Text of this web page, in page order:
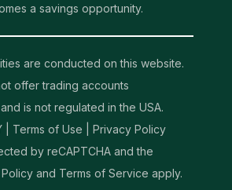
a savings opportunity.
are conducted on this website.
offer trading accounts
is not regulated in the USA.
| Terms of Use
Privacy Policy
by reCAPTCHA and the
and Terms of Service apply.